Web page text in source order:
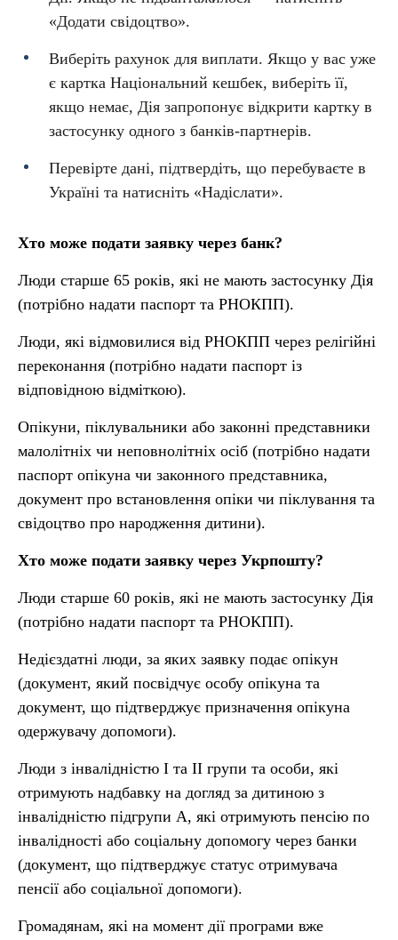
«Додати свідоцтво».
Виберіть рахунок для виплати. Якщо у вас уже
є картка Національний кешбек, виберіть її,
якщо немає, Дія запропонує відкрити картку в
застосунку одного з банків-партнерів.
Перевірте дані, підтвердіть, що перебуваєте в
Україні та натисніть «Надіслати».
Хто може подати заявку через банк?
Люди старше 65 років, які не мають застосунку Дія
(потрібно надати паспорт та РНОКПП).
Люди, які відмовилися від РНОКПП через релігійні
переконання (потрібно надати паспорт із
відповідною відміткою).
Опікуни, піклувальники або законні представники
малолітніх чи неповнолітніх осіб (потрібно надати
паспорт опікуна чи законного представника,
документ про встановлення опіки чи піклування та
свідоцтво про народження дитини).
Хто може подати заявку через Укрпошту?
Люди старше 60 років, які не мають застосунку Дія
(потрібно надати паспорт та РНОКПП).
Недієздатні люди, за яких заявку подає опікун
(документ, який посвідчує особу опікуна та
документ, що підтверджує призначення опікуна
одержувачу допомоги).
Люди з інвалідністю I та II групи та особи, які
отримують надбавку на догляд за дитиною з
інвалідністю підгрупи А, які отримують пенсію по
інвалідності або соціальну допомогу через банки
(документ, що підтверджує статус отримувача
пенсії або соціальної допомоги).
Громадянам, які на момент дії програми вже